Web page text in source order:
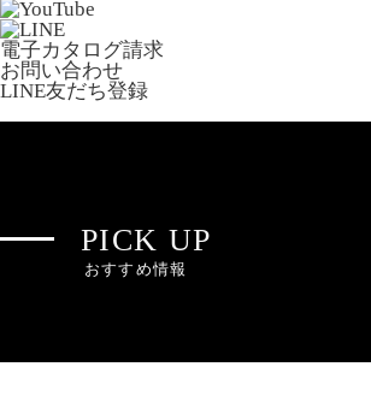
電子カタログ請求
お問い合わせ
LINE友だち登録
PICK UP
おすすめ情報